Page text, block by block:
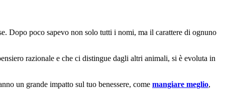
Dopo poco sapevo non solo tutti i nomi, ma il carattere di ognuno
razionale e che ci distingue dagli altri animali, si è evoluta in
un grande impatto sul tuo benessere, come mangiare meglio,